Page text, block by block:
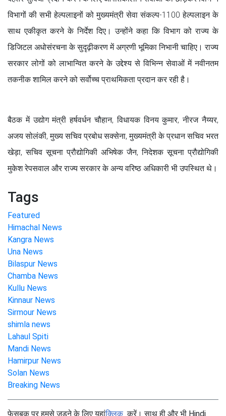
विभागों की सभी हेल्पलाइनों को मुख्यमंत्री सेवा संकल्प-1100 हेल्पलाइन के
साथ एकीकृत करने के निर्देश दिए। उन्होंने कहा कि विभाग को राज्य के
डिजिटल अधोसंरचना के सुदृढ़ीकरण में अग्रणी भूमिका निभानी चाहिए। राज्य
सरकार लोगों को लाभान्वित करने के उद्देश्य से विभिन्न सेवाओं में नवीनतम
तकनीक शामिल करने को सर्वोच्च प्राथमिकता प्रदान कर रही है।
बैठक में उद्योग मंत्री हर्षवर्धन चौहान, विधायक विनय कुमार, नीरज नैय्यर,
अजय सोलंकी, मुख्य सचिव प्रबोध सक्सेना, मुख्यमंत्री के प्रधान सचिव भरत
खेड़ा, सचिव सूचना प्रौद्योगिकी अभिषेक जैन, निदेशक सूचना प्रौद्योगिकी
मुकेश रेपसवाल और राज्य सरकार के अन्य वरिष्ठ अधिकारी भी उपस्थित थे।
Tags
Featured
Himachal News
Kangra News
Una News
Bilaspur News
Chamba News
Kullu News
Kinnaur News
Sirmour News
shimla news
Lahaul Spiti
Mandi News
Hamirpur News
Solan News
Breaking News
फेसबुक पर हमसे जुड़ने के लिए यहांक्लिककरें। साथ ही और भी Hindi